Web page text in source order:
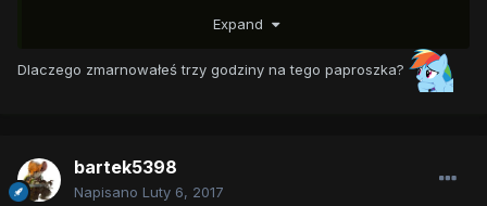
zwierzęciem jest nienormalne i niemoralne skoro zwierze
bo jedzący i jedzony się na to zgadzają... NOSZ! Czy to jest
Expand
Dlaczego zmarnowałeś trzy godziny na tego paproszka?
bartek5398
Napisano Luty 6, 2017